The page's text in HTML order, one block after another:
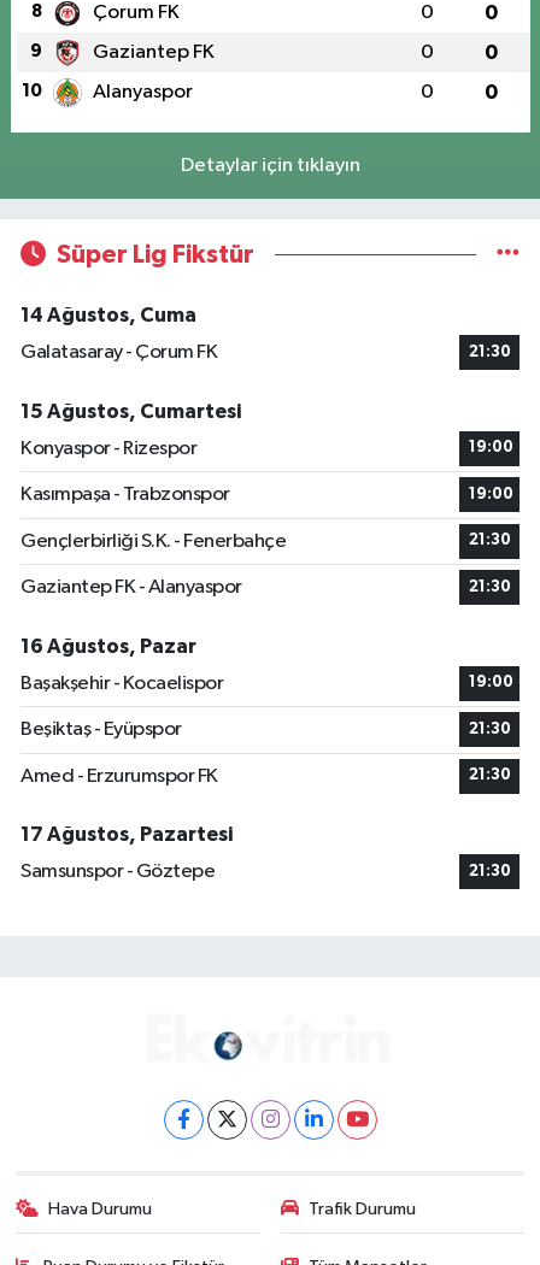
8 Çorum FK 0 0
9 Gaziantep FK 0 0
10 Alanyaspor 0 0
Detaylar için tıklayın
Süper Lig Fikstür
14 Ağustos, Cuma
Galatasaray - Çorum FK
21:30
15 Ağustos, Cumartesi
Konyaspor - Rizespor
19:00
Kasımpaşa - Trabzonspor 19:00
Gençlerbirliği S.K. - Fenerbahçe 21:30
Gaziantep FK - Alanyaspor 21:30
16 Ağustos, Pazar
Başakşehir - Kocaelispor
19:00
Beşiktaş - Eyüpspor 21:30
Amed - Erzurumspor FK 21:30
17 Ağustos, Pazartesi
Samsunspor - Göztepe
21:30
Hava Durumu Trafik Durumu